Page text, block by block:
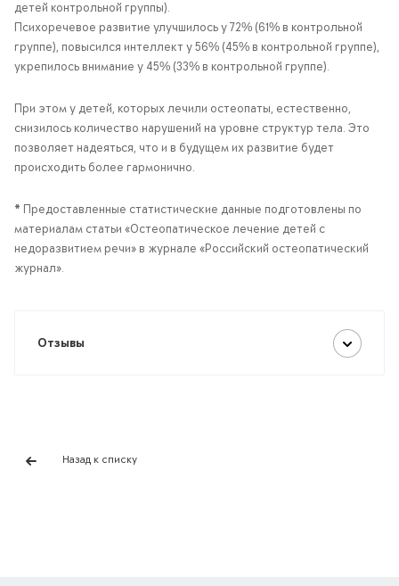
детей контрольной группы).
Психоречевое развитие улучшилось у 72% (61% в контрольной
группе), повысился интеллект у 56% (45% в контрольной группе),
укрепилось внимание у 45% (33% в контрольной группе).
При этом у детей, которых лечили остеопаты, естественно,
снизилось количество нарушений на уровне структур тела. Это
позволяет надеяться, что и в будущем их развитие будет
происходить более гармонично.
* Предоставленные статистические данные подготовлены по
материалам статьи «Остеопатическое лечение детей с
недоразвитием речи» в журнале «Российский остеопатический
журнал».
Отзывы
Назад к списку